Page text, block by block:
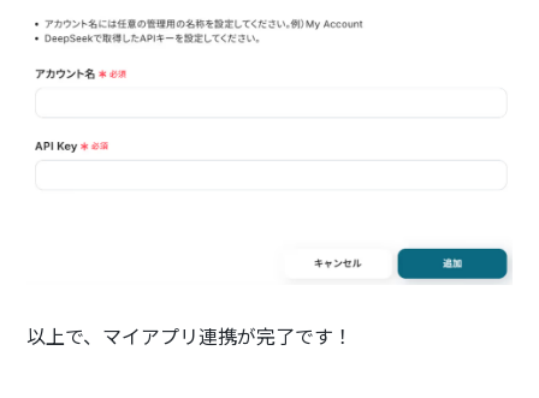
以上で、マイアプリ連携が完了です！